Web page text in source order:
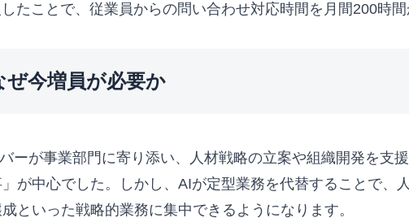
たことで、従業員からの問い合わせ対応時間を月間200時間
今増員が必要か
ーが事業部門に寄り添い、人材戦略の立案や組織開発を支
が中心でした。しかし、AIが定型業務を代替することで、
といった戦略的業務に集中できるようになります。